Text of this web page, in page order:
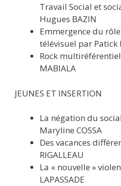
Travail Social et
Hugues BAZIN
Emmergence du
télévisuel par Patick
Rock
MABIALA
JEUNES ET INSERTION
La négation du
Maryline COSSA
Des vacances
RIGALLEAU
La « nouvelle »
LAPASSADE